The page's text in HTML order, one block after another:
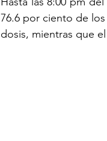
76.6 por ciento de
dosis, mientras que